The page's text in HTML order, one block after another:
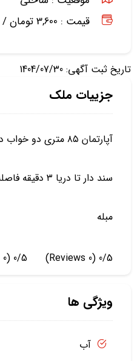
قیمت : 3,600 تومان /
تاریخ ثبت آگهی: 1404/07/30
جزییات ملک
آپارتمان ۸۵ متری دو خواب در خیابان محبوبی
سند دار تا دریا ۳ دقیقه فاصله
مبله
0/5
(0 Reviews)
0/5
(0 Reviews)
ویژگی ها
آب